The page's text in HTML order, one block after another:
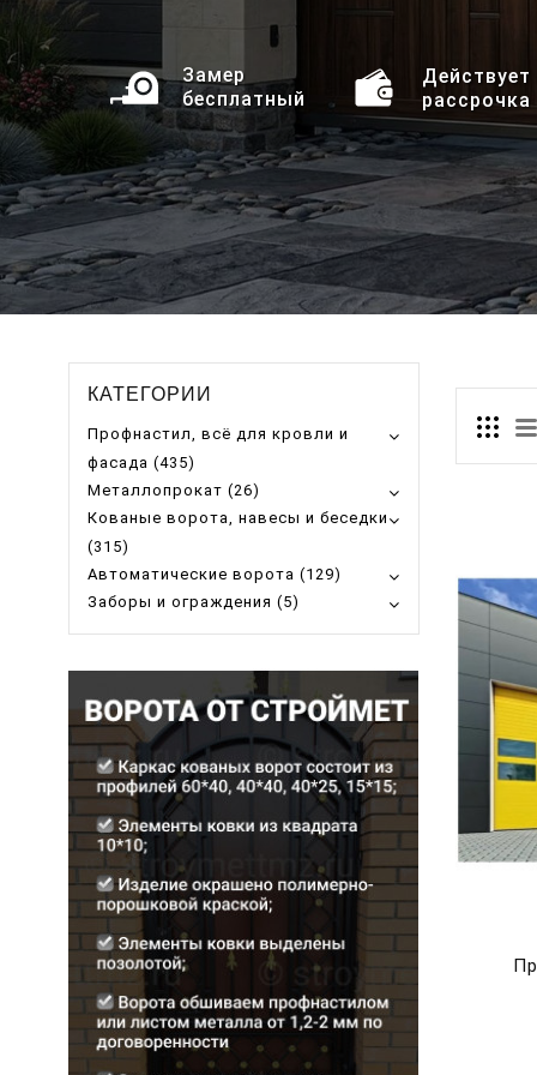
Замер
бесплатный
Действует
рассрочка
КАТЕГОРИИ
Профнастил, всё для кровли и
фасада (435)
Металлопрокат (26)
Кованые ворота, навесы и беседки
(315)
Автоматические ворота (129)
Заборы и ограждения (5)